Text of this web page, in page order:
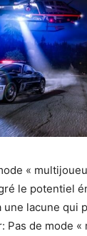
«
le potentiel
lacune qui
Pas de mode